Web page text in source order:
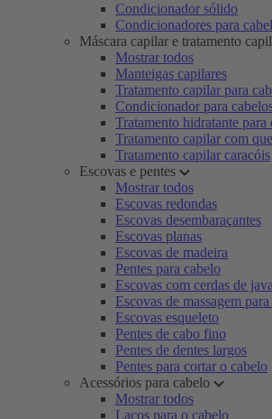
Condicionador sólido
Condicionadores para
Máscara capilar e tratamento
Mostrar todos
Manteigas capilares
Tratamento capilar para
Condicionador para
Tratamento hidratante para
Tratamento capilar com
Tratamento capilar caracóis
Escovas e pentes
Mostrar todos
Escovas redondas
Escovas desembaraçantes
Escovas planas
Escovas de madeira
Pentes para cabelo
Escovas com cerdas de
Escovas de massagem para
Escovas esqueleto
Pentes de cabo fino
Pentes de dentes largos
Pentes para cortar o cabelo
Acessórios para cabelo
Mostrar todos
Laços para o cabelo